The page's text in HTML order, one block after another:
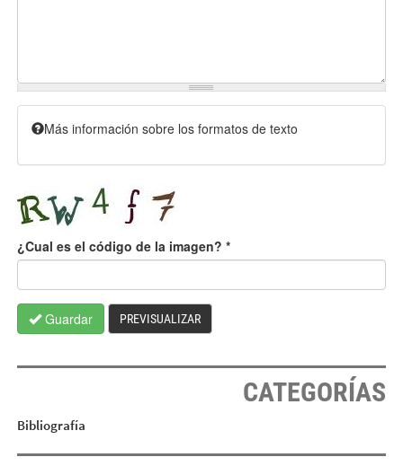
Más información sobre los formatos de texto
¿Cual es el código de la imagen? *
Guardar PREVISUALIZAR
CATEGORÍAS
Bibliografía